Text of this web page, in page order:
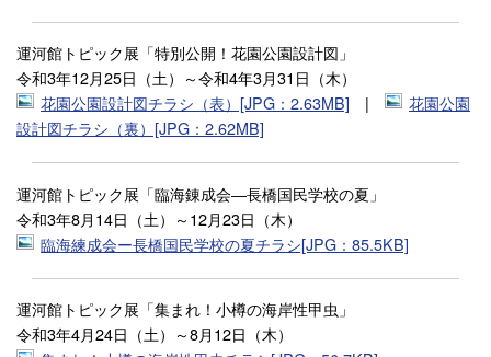
運河館トピック展「特別公開！花園公園設計図」
令和3年12月25日（土）～令和4年3月31日（木）
花園公園設計図チラシ（表）[JPG：2.63MB] |
花園公園
設計図チラシ（裏）[JPG：2.62MB]
運河館トピック展「臨海錬成会―長橋国民学校の夏」
令和3年8月14日（土）～12月23日（木）
臨海練成会ー長橋国民学校の夏チラシ[JPG：85.5KB]
運河館トピック展「集まれ！小樽の海岸性甲虫」
令和3年4月24日（土）～8月12日（木）